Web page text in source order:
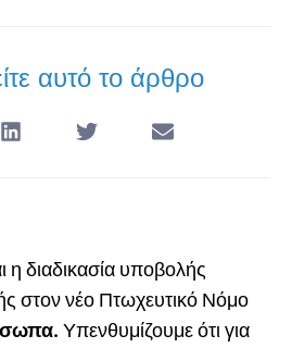
αυτό το άρθρο
η διαδικασία υποβολής
στον νέο Πτωχευτικό Νόμο
Υπενθυμίζουμε ότι για